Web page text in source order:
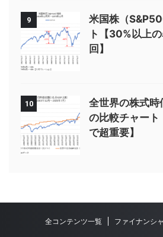
9
米国株（
ト【30%以上
回】
10
全世界の株式時
の比較チャート
で超重要】
全コンテンツ一覧 ファイナンシ